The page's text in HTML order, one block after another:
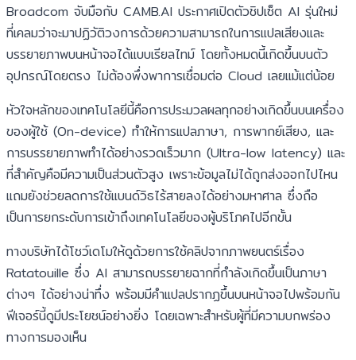
Broadcom จับมือกับ CAMB.AI ประกาศเปิดตัวชิปเซ็ต AI รุ่นใหม่
ที่เคลมว่าจะมาปฏิวัติวงการด้วยความสามารถในการแปลเสียงและ
บรรยายภาพบนหน้าจอได้แบบเรียลไทม์ โดยทั้งหมดนี้เกิดขึ้นบนตัว
อุปกรณ์โดยตรง ไม่ต้องพึ่งพาการเชื่อมต่อ Cloud เลยแม้แต่น้อย
หัวใจหลักของเทคโนโลยีนี้คือการประมวลผลทุกอย่างเกิดขึ้นบนเครื่อง
ของผู้ใช้ (On-device) ทำให้การแปลภาษา, การพากย์เสียง, และ
การบรรยายภาพทำได้อย่างรวดเร็วมาก (Ultra-low latency) และ
ที่สำคัญคือมีความเป็นส่วนตัวสูง เพราะข้อมูลไม่ได้ถูกส่งออกไปไหน
แถมยังช่วยลดการใช้แบนด์วิธไร้สายลงได้อย่างมหาศาล ซึ่งถือ
เป็นการยกระดับการเข้าถึงเทคโนโลยีของผู้บริโภคไปอีกขั้น
ทางบริษัทได้โชว์เดโมให้ดูด้วยการใช้คลิปจากภาพยนตร์เรื่อง
Ratatouille ซึ่ง AI สามารถบรรยายฉากที่กำลังเกิดขึ้นเป็นภาษา
ต่างๆ ได้อย่างน่าทึ่ง พร้อมมีคำแปลปรากฏขึ้นบนหน้าจอไปพร้อมกัน
ฟีเจอร์นี้ดูมีประโยชน์อย่างยิ่ง โดยเฉพาะสำหรับผู้ที่มีความบกพร่อง
ทางการมองเห็น